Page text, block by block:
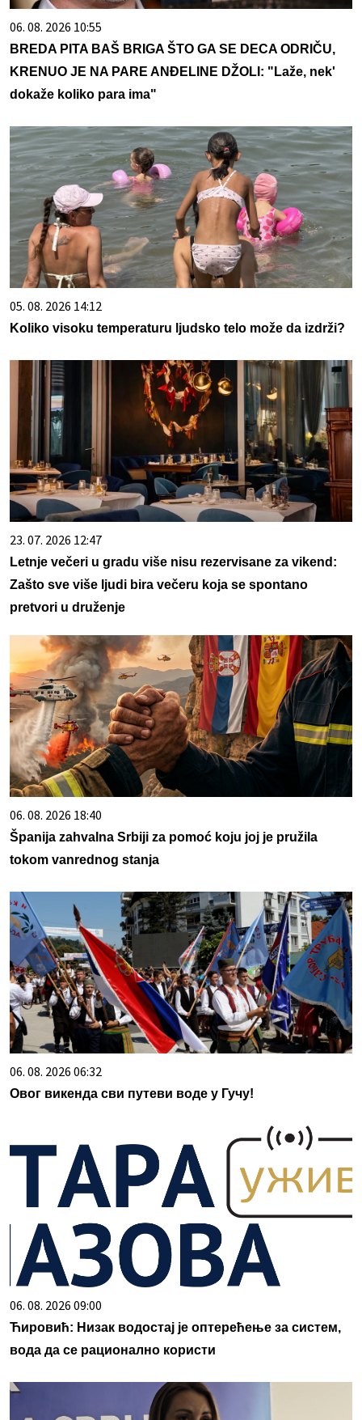
06. 08. 2026 10:55
BREDA PITA BAŠ BRIGA ŠTO GA SE DECA ODRIČU,
KRENUO JE NA PARE ANĐELINE DŽOLI: "Laže, nek'
dokaže koliko para ima"
05. 08. 2026 14:12
Koliko visoku temperaturu ljudsko telo može da izdrži?
23. 07. 2026 12:47
Letnje večeri u gradu više nisu rezervisane za vikend:
Zašto sve više ljudi bira večeru koja se spontano
pretvori u druženje
06. 08. 2026 18:40
Španija zahvalna Srbiji za pomoć koju joj je pružila
tokom vanrednog stanja
06. 08. 2026 06:32
Овог викенда сви путеви воде у Гучу!
06. 08. 2026 09:00
Ћировић: Низак водостај је оптерећење за систем,
вода да се рационално користи